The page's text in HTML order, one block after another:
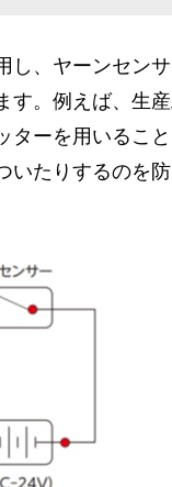
、ヤーンセン
す。例えば、生
ターを用いるこ
いたりするのを